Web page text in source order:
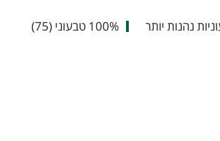
נהנות יותר 100% טבעוני (75)